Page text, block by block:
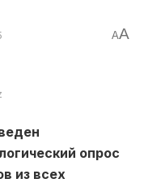
AA
опрос
из всех